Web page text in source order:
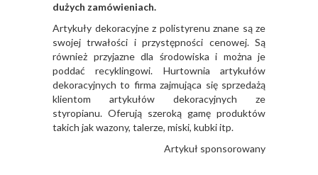
dużych zamówieniach.
Artykuły dekoracyjne z polistyrenu znane są ze
swojej trwałości i przystępności cenowej. Są
również przyjazne dla środowiska i można je
poddać recyklingowi. Hurtownia artykułów
dekoracyjnych to firma zajmująca się sprzedażą
klientom artykułów dekoracyjnych ze
styropianu. Oferują szeroką gamę produktów
takich jak wazony, talerze, miski, kubki itp.
Artykuł sponsorowany